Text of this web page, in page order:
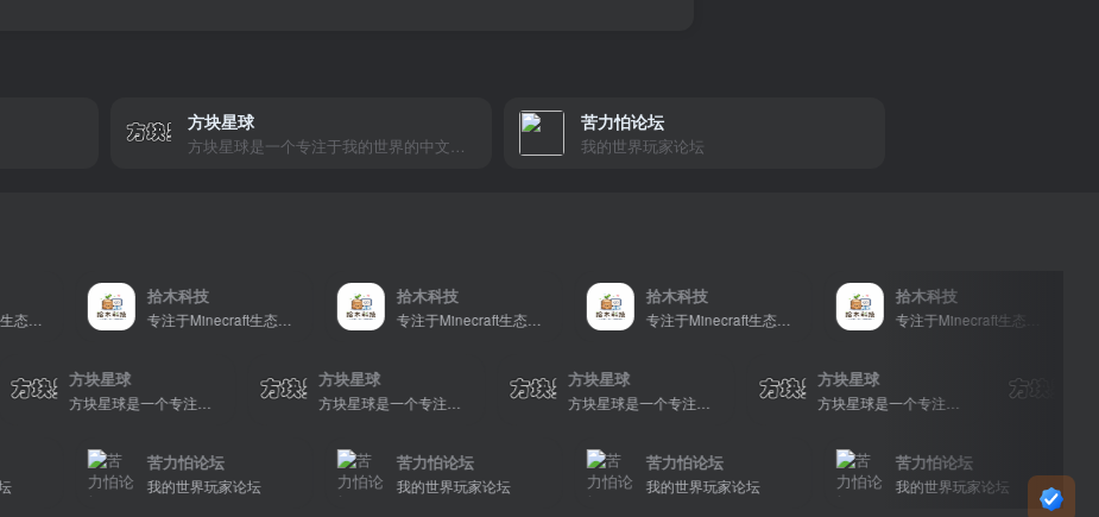
方块星球
方块星球是一个专注于我的世界的中文论坛，提供丰富的资源分享、玩家交流和创意展示，包括地图、皮肤、数据包等内容，打造Minecraft玩家的专属社区乐园！
苦力怕论坛
我的世界玩家论坛
拾木科技
专注于Minecraft生态建设
拾木科技
专注于Minecraft生态建设
拾木科技
专注于Minecraft生态建设
拾木科技
专注于Minecraft生态建设
方块星球是一个专注于我的世界的中文论坛，提供丰富的资源分享、玩家交流和创意展示，包括地图、皮肤、数据包等内容，打造Minecraft玩家的专属社区乐园！
方块星球
方块星球是一个专注于我的世界的中文论坛，提供丰富的资源分享、玩家交流和创意展示，包括地图、皮肤、数据包等内容，打造Minecraft玩家的专属社区乐园！
方块星球
方块星球是一个专注于我的世界的中文论坛，提供丰富的资源分享、玩家交流和创意展示，包括地图、皮肤、数据包等内容，打造Minecraft玩家的专属社区乐园！
方块星球
方块星球是一个专注于我的世界的中文论坛，提供丰富的资源分享、玩家交流和创意展示，包括地图、皮肤、数据包等内容，打造Minecraft玩家的专属社区乐园！
方块星球
方块星球是一个专注于我的世界的中文论坛，提供丰富的资源分享、玩家交流和创意展示，包括地图、皮肤、数据包等内容，打造Minecraft玩家的专属社区乐园！
苦力怕论坛
我的世界玩家论坛
苦力怕论坛
我的世界玩家论坛
苦力怕论坛
我的世界玩家论坛
苦力怕论坛
我的世界玩家论坛